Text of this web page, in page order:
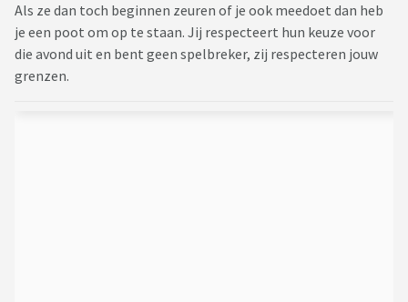
Als ze dan toch beginnen zeuren of je ook meedoet dan heb
je een poot om op te staan. Jij respecteert hun keuze voor
die avond uit en bent geen spelbreker, zij respecteren jouw
grenzen.